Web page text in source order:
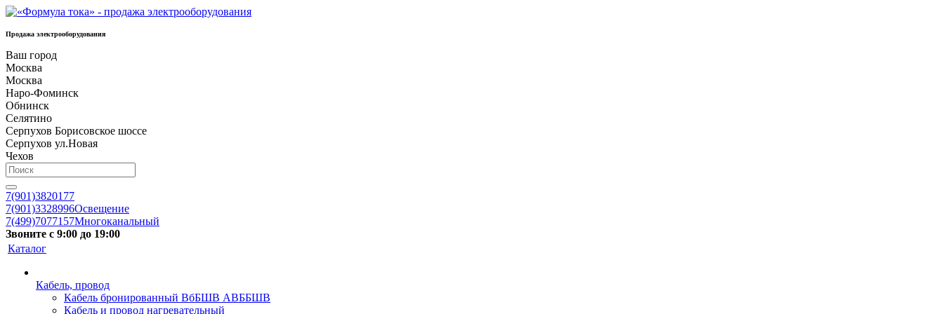
Продажа электрооборудования
Ваш город
Москва
Москва
Наро-Фоминск
Обнинск
Селятино
Серпухов Борисовское шоссе
Серпухов ул.Новая
Чехов
7(901)3820177
7(901)3328996Освещение
7(499)7077157Многоканальный
Звоните с 9:00 до 19:00
Каталог
Кабель, провод
Кабель бронированный ВбБШВ АВББШВ
Кабель и провод нагревательный